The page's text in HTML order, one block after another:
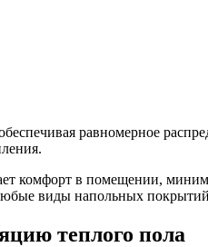
равномерное
комфорт в помещении,
виды напольных
теплого пола